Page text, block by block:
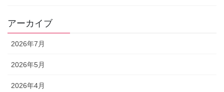
アーカイブ
2026年7月
2026年5月
2026年4月